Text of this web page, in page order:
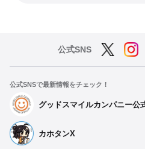
公式SNS
公式SNSで最新情報をチェック！
グッドスマイルカンパニー公
カホタンX